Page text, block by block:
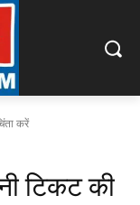
करें
टिकट की